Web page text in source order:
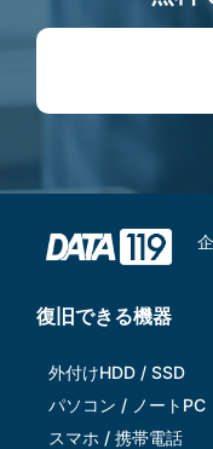
復旧できる機器
外付けHDD / SSD
パソコン / ノートPC
スマホ / 携帯電話